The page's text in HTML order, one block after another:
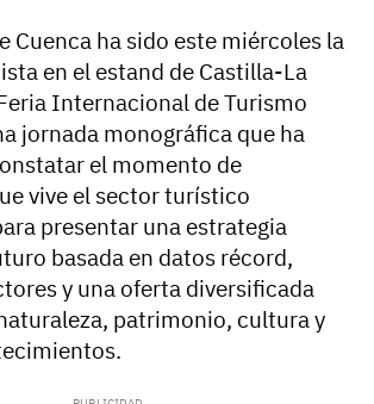
Cuenca ha sido este miércoles la
en el estand de Castilla-La
Internacional de Turismo
jornada monográfica que ha
el momento de
vive el sector turístico
presentar una estrategia
basada en datos récord,
y una oferta diversificada
patrimonio, cultura y